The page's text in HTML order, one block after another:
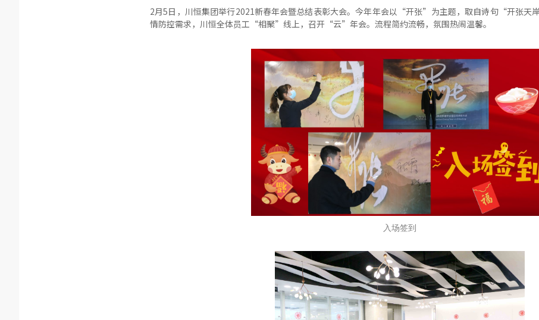
2月5日，川恒集团举行2021新春年会暨总结表彰大会。今年年会以“开张”为主题，取自诗句“开张天
情防控需求，川恒全体员工“相聚”线上，召开“云”年会。流程简约流畅，氛围热闹温馨。
入场签到